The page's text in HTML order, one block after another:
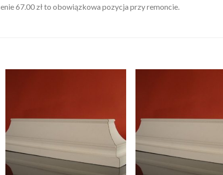
67.00 zł to obowiązkowa pozycja przy remoncie.